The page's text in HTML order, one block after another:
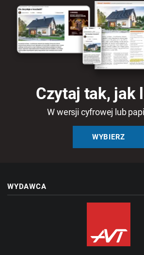
Czytaj tak, jak
W wersji cyfrowej lub
WYBIERZ
WYDAWCA